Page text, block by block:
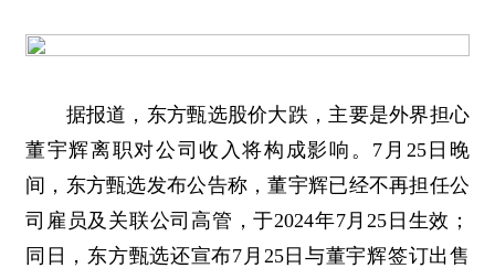
据报道，东方甄选股价大跌，主要是外界担心
董宇辉离职对公司收入将构成影响。7月25日晚
间，东方甄选发布公告称，董宇辉已经不再担任公
司雇员及关联公司高管，于2024年7月25日生效；
同日，东方甄选还宣布7月25日与董宇辉签订出售